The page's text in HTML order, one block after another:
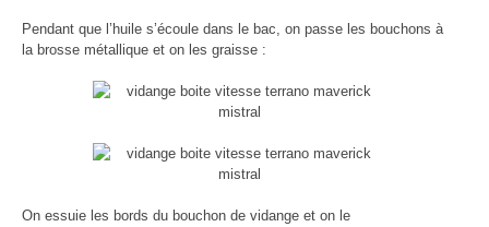
Pendant que l’huile s’écoule dans le bac, on passe les bouchons à
la brosse métallique et on les graisse :
On essuie les bords du bouchon de vidange et on le